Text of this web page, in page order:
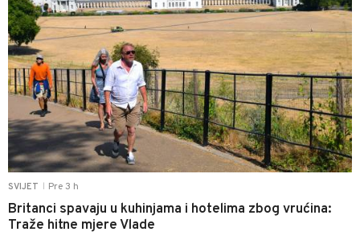
SVIJET Pre 3 h
Britanci spavaju u kuhinjama i hotelima zbog vrućina:
Traže hitne mjere Vlade